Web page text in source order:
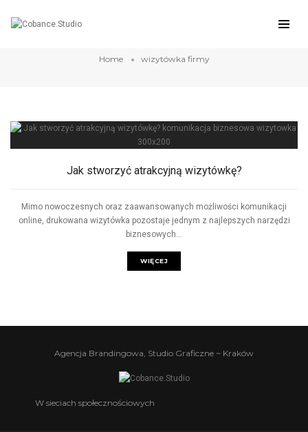
Home wizytówka firmy
Jak stworzyć atrakcyjną wizytówkę?
Mimo nowoczesnych oraz zaawansowanych możliwości komunikacji
online, drukowana wizytówka pozostaje jednym z najlepszych narzędzi
biznesowych...
WIĘCEJ
Agencja Brandingowa, Studio Graficzne ~ Kraków
W sieciach społecznościowych